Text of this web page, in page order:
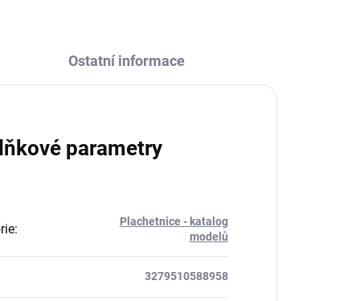
Ostatní informace
parametry
:
Plachetnice - katalog
modelů
3279510588958